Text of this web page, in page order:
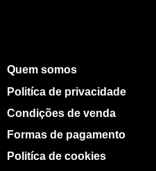
Quem somos
Politíca de privacidade
Condições de venda
Formas de pagamento
Politíca de cookies